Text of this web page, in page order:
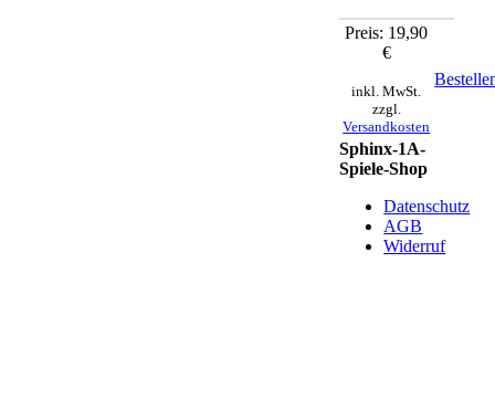
Preis: 19,90
€
inkl. MwSt.
zzgl.
Versandkosten
Sphinx-1A-
Spiele-Shop
Datenschutz
AGB
Widerruf